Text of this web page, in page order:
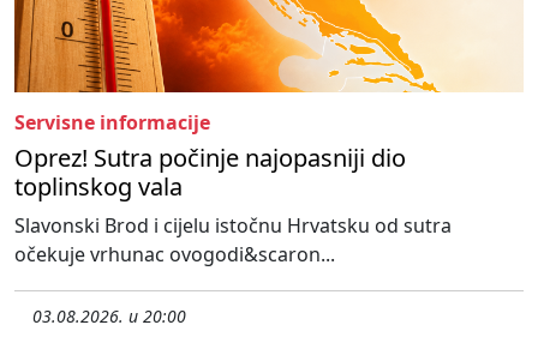
Servisne informacije
Oprez! Sutra počinje najopasniji dio
toplinskog vala
Slavonski Brod i cijelu istočnu Hrvatsku od sutra
očekuje vrhunac ovogodi&scaron...
03.08.2026. u 20:00